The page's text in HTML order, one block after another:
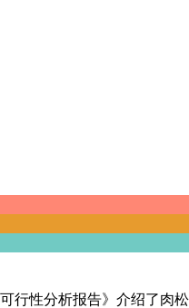
行性分析报告》介绍了